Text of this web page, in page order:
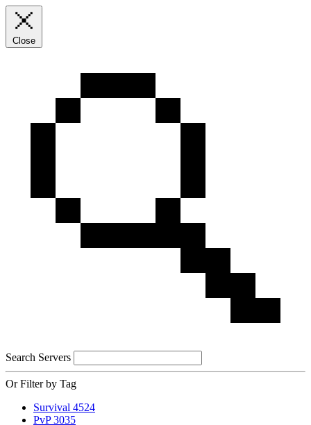
Close
Search Servers
Or Filter by Tag
Survival 4524
PvP 3035